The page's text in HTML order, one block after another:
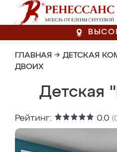
ГЛАВНАЯ → ДЕТСКАЯ
ДВОИХ
Детская
Рейтинг: 0.0 (